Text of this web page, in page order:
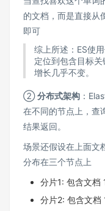
的文档，而是直接从
即可
综上所述：ES使
定位到包含目标
增长几乎不变。
②分布式架构 ：
在不同的节点上，查
结果返回。
场景还假设在上面文
分布在三个节点上
分片1: 包含文档
分片2: 包含文档